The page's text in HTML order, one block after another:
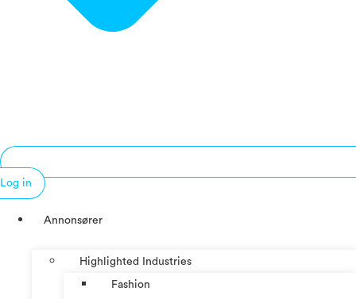
Log in
Annonsører
Highlighted Industries
Fashion